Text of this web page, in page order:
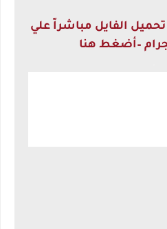
تحميل الفايل مباشراّ علي
–أضغط هنا